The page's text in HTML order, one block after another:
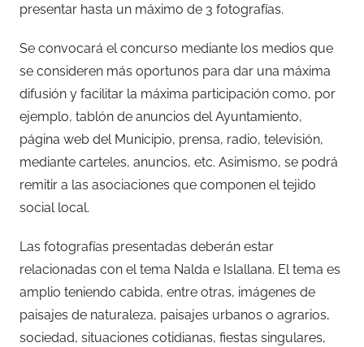
presentar hasta un máximo de 3 fotografías.
Se convocará el concurso mediante los medios que
se consideren más oportunos para dar una máxima
difusión y facilitar la máxima participación como, por
ejemplo, tablón de anuncios del Ayuntamiento,
página web del Municipio, prensa, radio, televisión,
mediante carteles, anuncios, etc. Asimismo, se podrá
remitir a las asociaciones que componen el tejido
social local.
Las fotografías presentadas deberán estar
relacionadas con el tema Nalda e Islallana. El tema es
amplio teniendo cabida, entre otras, imágenes de
paisajes de naturaleza, paisajes urbanos o agrarios,
sociedad, situaciones cotidianas, fiestas singulares,